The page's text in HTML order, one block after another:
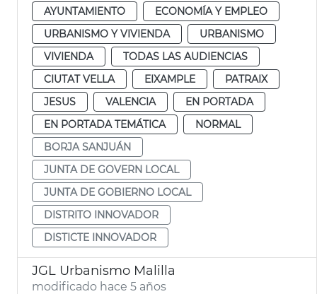
AYUNTAMIENTO
ECONOMÍA Y EMPLEO
URBANISMO Y VIVIENDA
URBANISMO
VIVIENDA
TODAS LAS AUDIENCIAS
CIUTAT VELLA
EIXAMPLE
PATRAIX
JESUS
VALENCIA
EN PORTADA
EN PORTADA TEMÁTICA
NORMAL
BORJA SANJUÁN
JUNTA DE GOVERN LOCAL
JUNTA DE GOBIERNO LOCAL
DISTRITO INNOVADOR
DISTICTE INNOVADOR
JGL Urbanismo Malilla
modificado hace 5 años